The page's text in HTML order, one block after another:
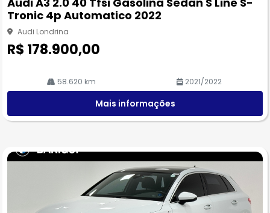
rtil
he
Tronic 4p Automatico 2022
Audi Londrina
R$ 178.900,00
58.620 km 2021/2022
Mais informações